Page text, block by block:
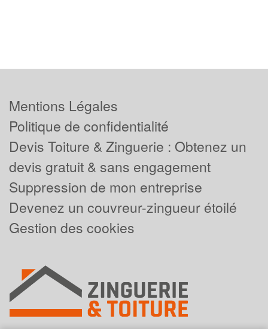
Mentions Légales
Politique de confidentialité
Devis Toiture & Zinguerie : Obtenez un
devis gratuit & sans engagement
Suppression de mon entreprise
Devenez un couvreur-zingueur étoilé
Gestion des cookies